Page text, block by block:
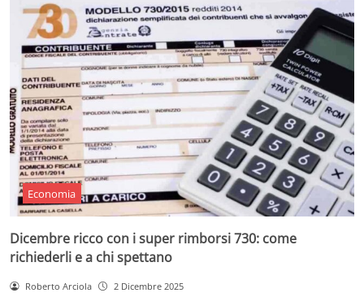
Economia
Dicembre ricco con i super rimborsi 730: come
richiederli e a chi spettano
Roberto Arciola 2 Dicembre 2025